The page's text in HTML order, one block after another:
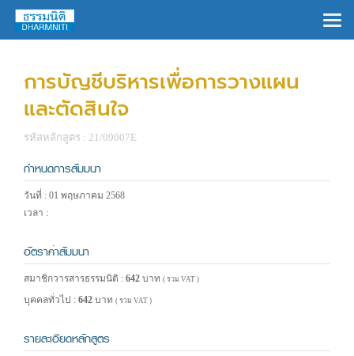
การบัญชีบริหารเพื่อการวางแผน
และตัดสินใจ
รหัสหลักสูตร : 21/09007E
กำหนดการสัมมนา
วันที่ : 01 พฤษภาคม 2568
เวลา :
อัตราค่าสัมมนา
สมาชิกวารสารธรรมนิติ : 642 บาท ( รวม VAT )
บุคคลทั่วไป : 642 บาท ( รวม VAT )
รายละเอียดหลักสูตร
×